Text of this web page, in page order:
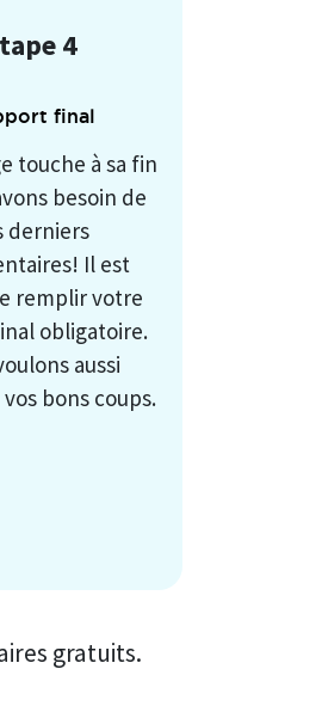
4
final
touche à sa fin
besoin de
derniers
Il est
remplir votre
obligatoire.
aussi
bons coups.
gratuits.